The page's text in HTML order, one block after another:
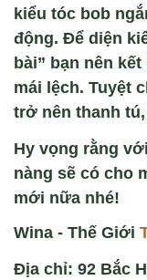
kiểu tóc bob
động. Để diện
bài” bạn nên
mái lệch. Tuyệt
trở nên thanh
Hy vọng rằng
nàng sẽ có cho
mới nữa nhé!
Wina - Thế Giới
Địa chỉ: 92 Bắc